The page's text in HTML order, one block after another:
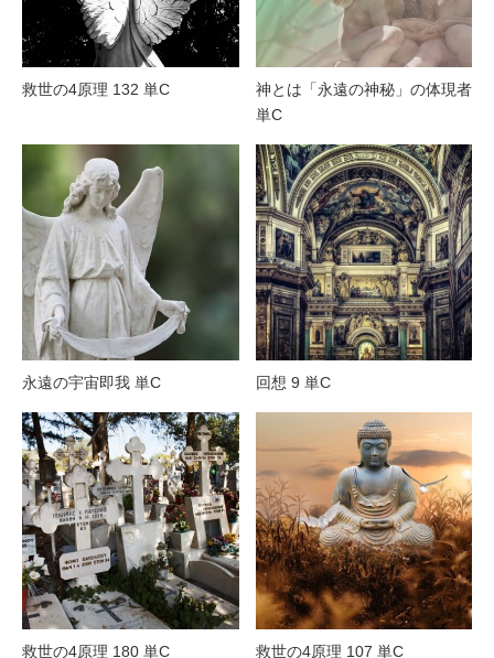
救世の4原理 132 単C
神とは「永遠の神秘」の体現者
単C
永遠の宇宙即我 単C 回想 9 単C
救世の4原理 180 単C 救世の4原理 107 単C